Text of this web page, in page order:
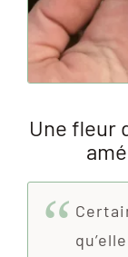
Une fleur